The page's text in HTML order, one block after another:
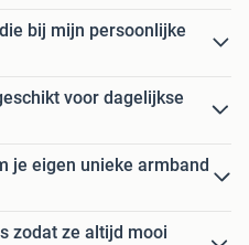
bij mijn persoonlijke
voor dagelijkse
je eigen unieke armband
zodat ze altijd mooi